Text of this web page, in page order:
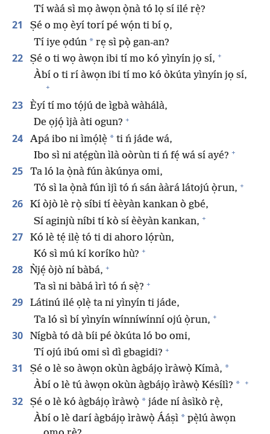
Tí wàá sì mọ àwọn ọ̀nà tó lọ sí ilé rẹ̀?
21
Ṣé o mọ èyí torí pé wọ́n ti bí ọ,
Tí iye ọdún * rẹ sì pọ̀ gan-an?
22 Ṣé o ti wọ àwọn ibi tí mo kó yìnyín jọ sí, +
Àbí o ti rí àwọn ibi tí mo kó òkúta yìnyín jọ sí,
+
23
Èyí tí mo tọ́jú de ìgbà wàhálà,
De ọjọ́ ìjà àti ogun? +
24 Apá ibo ni ìmọ́lẹ̀ * ti ń jáde wá,
Ibo sì ni atẹ́gùn ìlà oòrùn ti ń fẹ́ wá sí ayé? +
25
Ta ló la ọ̀nà fún àkúnya omi,
Tó sì la ọ̀nà fún ìjì tó ń sán ààrá látojú ọ̀run, +
26
Kí òjò lè rọ̀ síbi tí èèyàn kankan ò gbé,
Sí aginjù níbi tí kò sí èèyàn kankan, +
27
Kó lè tẹ́ ilẹ̀ tó ti di ahoro lọ́rùn,
Kó sì mú kí koríko hù? +
28 Ǹjẹ́ òjò ní bàbá, +
Ta sì ni bàbá ìrì tó ń sẹ̀? +
29
Látinú ilé ọlẹ̀ ta ni yìnyín ti jáde,
Ta ló sì bí yìnyín wínníwínní ojú ọ̀run, +
30
Nígbà tó dà bíi pé òkúta ló bo omi,
Tí ojú ibú omi sì dì gbagidi? +
31 Ṣé o lè so àwọn okùn àgbájọ ìràwọ̀ Kímà, *
Àbí o lè tú àwọn okùn àgbájọ ìràwọ̀ Késílì? * +
32 Ṣé o lè kó àgbájọ ìràwọ̀ * jáde ní àsìkò rẹ̀,
Àbí o lè darí àgbájọ ìràwọ̀ Ááṣì * pẹ̀lú àwọn